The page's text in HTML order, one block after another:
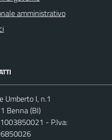
amministrativo
Umberto I, n.1
Benna (BI)
- P.Iva: